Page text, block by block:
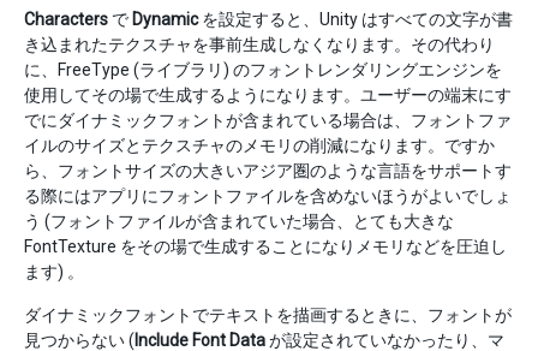
Characters で Dynamicを設定すると、Unity はすべての文字が書
き込まれたテクスチャを事前生成しなくなります。その代わり
に、FreeType (ライブラリ) のフォントレンダリングエンジンを
使用してその場で生成するようになります。ユーザーの端末にす
でにダイナミックフォントが含まれている場合は、フォントファ
イルのサイズとテクスチャのメモリの削減になります。ですか
ら、フォントサイズの大きいアジア圏のような言語をサポートす
る際にはアプリにフォントファイルを含めないほうがよいでしょ
う (フォントファイルが含まれていた場合、とても大きな
FontTexture をその場で生成することになりメモリなどを圧迫し
ます) 。
ダイナミックフォントでテキストを描画するときに、フォントが
見つからない ( Include Font Dataが設定されていなかったり、マ